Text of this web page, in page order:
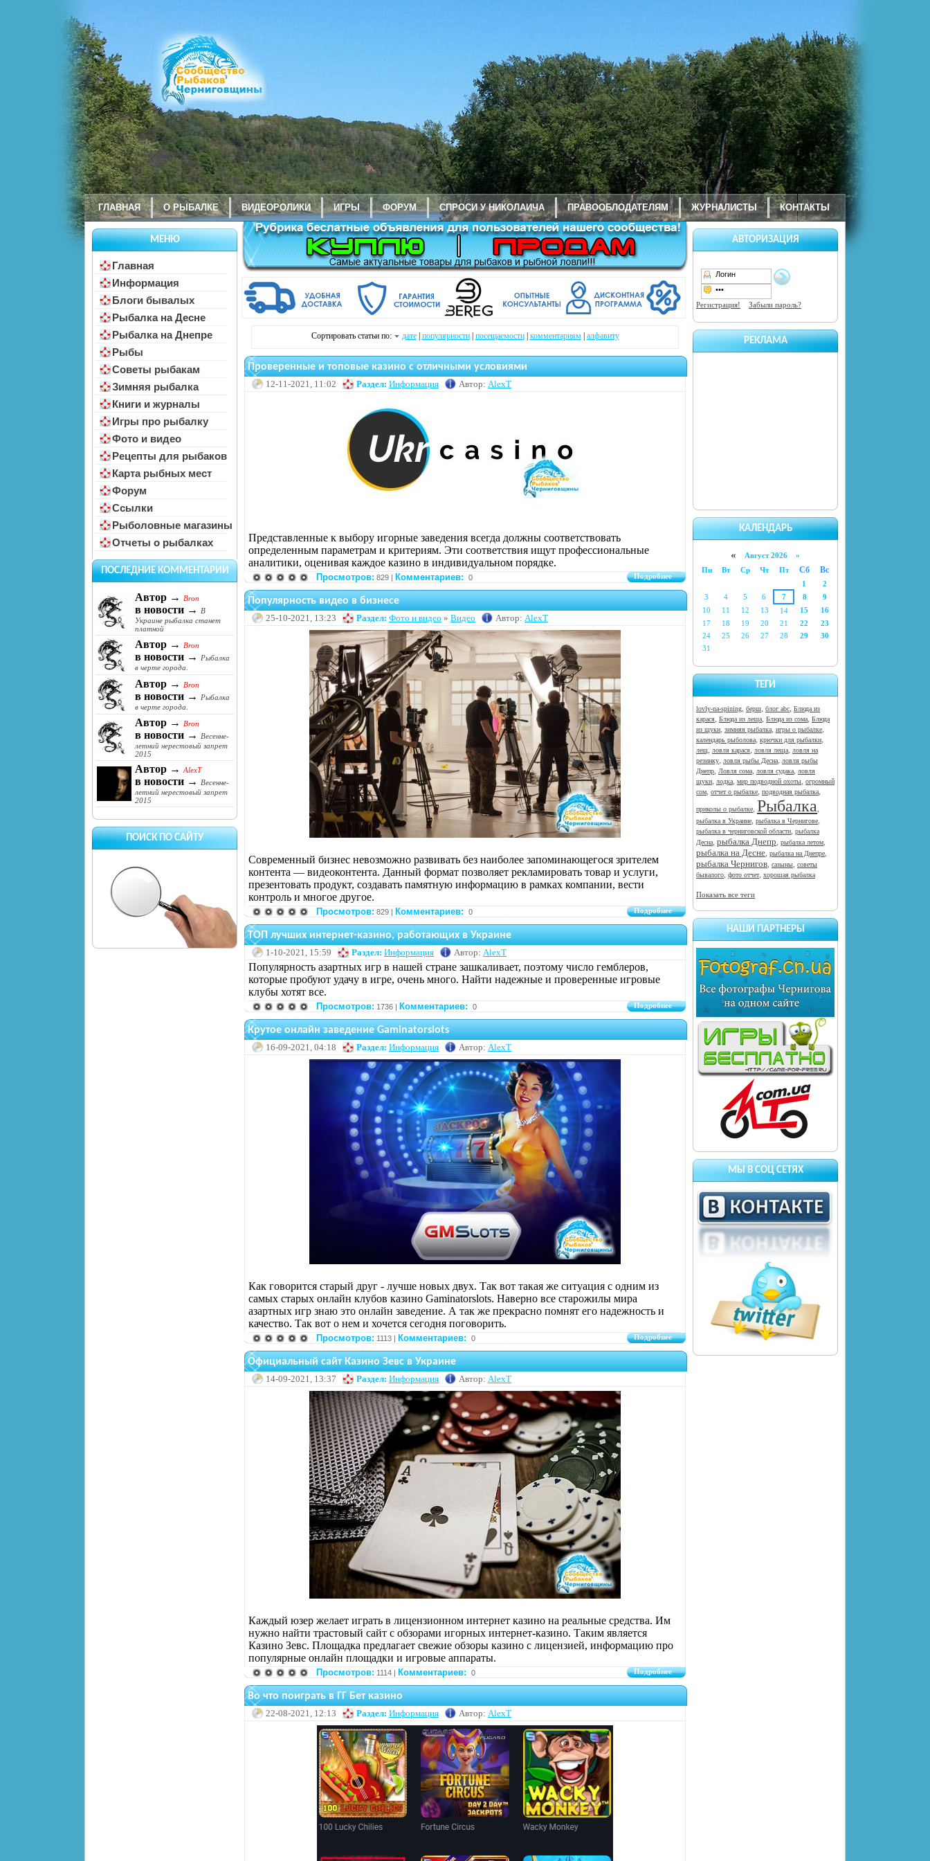
ГЛАВНАЯ О РЫБАЛКЕ ВИДЕОРОЛИКИ ИГРЫ ФОРУМ СПРОСИ У НИКОЛАИЧА ПРАВООБЛОДАТЕЛЯМ ЖУРНАЛИСТЫ КОНТАКТЫ
МЕНЮ
Главная
Информация
Блоги бывалых
Рыбалка на Десне
Рыбалка на Днепре
Рыбы
Советы рыбакам
Зимняя рыбалка
Книги и журналы
Игры про рыбалку
Фото и видео
Рецепты для рыбаков
Карта рыбных мест
Форум
Ссылки
Рыболовные магазины
Отчеты о рыбалках
ПОСЛЕДНИЕ КОММЕНТАРИИ
Автор → Bron
в новости →
В
Украине рыбалка станет
платной
Автор → Bron
в новости →
Рыбалка
в черте города.
Автор → Bron
в новости →
Рыбалка
в черте города.
Автор → Bron
в новости →
Весенне-
летний нерестовый запрет
2015
Автор → AlexT
в новости →
Весенне-
летний нерестовый запрет
2015
ПОИСК ПО САЙТУ
АВТОРИЗАЦИЯ
Регистрация! Забыли пароль?
РЕКЛАМА
КАЛЕНДАРЬ
« Август 2026 »
Пн
Вт Ср Чт Пт Сб Вс
1
2
3
4 5 6 7 8
9
10
11 12 13 14 15
16
17
18 19 20 21 22
23
24
25 26 27 28 29
30
31
ТЕГИ
lovly-na-spining, берш, блог abc, Блюда из
карася, Блюда из леща, Блюда из сома, Блюда
из щуки, зимняя рыбалка, игры о рыбалке,
календарь рыболова, крючки для рыбалки,
лещ, ловля карася, ловля леща, ловля на
резинку, ловля рыбы Десна, ловля рыбы
Днепр, Ловля сома, ловля судака, ловля
щуки, лодка, мир подводной охоты, огромный
сом, отчет о рыбалке, подводная рыбалка,
приколы о рыбалке, Рыбалка,
рыбалка в Украине, рыбалка в Чернигове,
рыбалка в черниговской области, рыбалка
Десна, рыбалка Днепр, рыбалка летом,
рыбалка на Десне, рыбалка на Днепре,
рыбалка Чернигов, сазыны, советы
бывалого, фото отчет, хорошая рыбалка
Показать все теги
НАШИ ПАРТНЕРЫ
МЫ В СОЦ СЕТЯХ
Сортировать статьи по: дате| популярности| посещаемости| комментариям| алфавиту
Проверенные и топовые казино с отличными условиями
12-11-2021, 11:02 Раздел: Информация Автор: AlexT
Представленные к выбору игорные заведения всегда должны соответствовать
определенным параметрам и критериям. Эти соответствия ищут профессиональные
аналитики, оценивая каждое казино в индивидуальном порядке.
Просмотров: 829 | Комментариев: 0 Подробнее
Популярность видео в бизнесе
25-10-2021, 13:23 Раздел: Фото и видео » Видео Автор: AlexT
Современный бизнес невозможно развивать без наиболее запоминающегося зрителем
контента — видеоконтента. Данный формат позволяет рекламировать товар и услуги,
презентовать продукт, создавать памятную информацию в рамках компании, вести
контроль и многое другое.
Просмотров: 829 | Комментариев: 0 Подробнее
ТОП лучших интернет-казино, работающих в Украине
1-10-2021, 15:59 Раздел: Информация Автор: AlexT
Популярность азартных игр в нашей стране зашкаливает, поэтому число гемблеров,
которые пробуют удачу в игре, очень много. Найти надежные и проверенные игровые
клубы хотят все.
Просмотров: 1736 | Комментариев: 0 Подробнее
Крутое онлайн заведение Gaminatorslots
16-09-2021, 04:18 Раздел: Информация Автор: AlexT
Как говорится старый друг - лучше новых двух. Так вот такая же ситуация с одним из
самых старых онлайн клубов казино Gaminatorslots. Наверно все старожилы мира
азартных игр знаю это онлайн заведение. А так же прекрасно помнят его надежность и
качество. Так вот о нем и хочется сегодня поговорить.
Просмотров: 1113 | Комментариев: 0 Подробнее
Официальный сайт Казино Зевс в Украине
14-09-2021, 13:37 Раздел: Информация Автор: AlexT
Каждый юзер желает играть в лицензионном интернет казино на реальные средства. Им
нужно найти трастовый сайт с обзорами игорных интернет-казино. Таким является
Казино Зевс. Площадка предлагает свежие обзоры казино с лицензией, информацию про
популярные онлайн площадки и игровые аппараты.
Просмотров: 1114 | Комментариев: 0 Подробнее
Во что поиграть в ГГ Бет казино
22-08-2021, 12:13 Раздел: Информация Автор: AlexT